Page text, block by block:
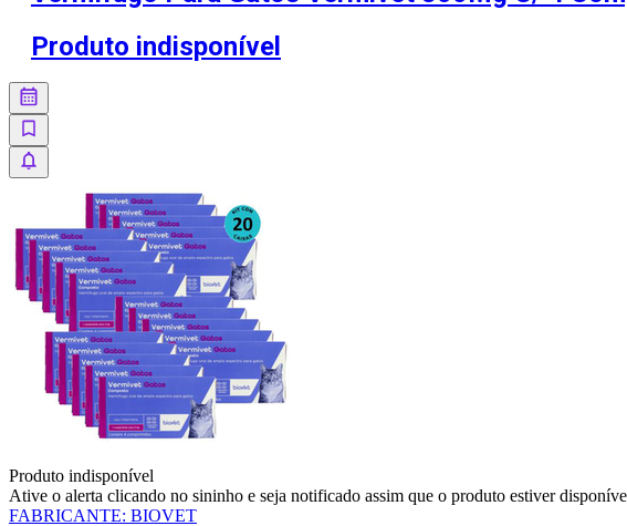
Produto indisponível
Produto indisponível
Ative o alerta clicando no sininho e seja notificado assim que o produto estiver
FABRICANTE: BIOVET